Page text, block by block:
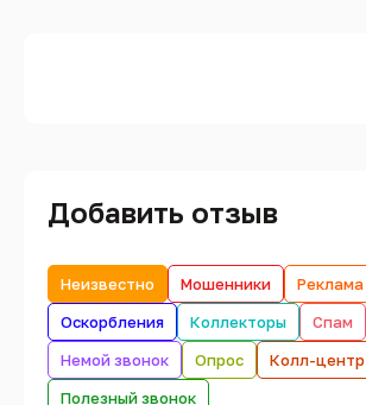
Добавить отзыв
Неизвестно Мошенники
Реклама
Оскорбления
Коллекторы
Спам
Немой звонок
Опрос
Колл-центр
Полезный звонок